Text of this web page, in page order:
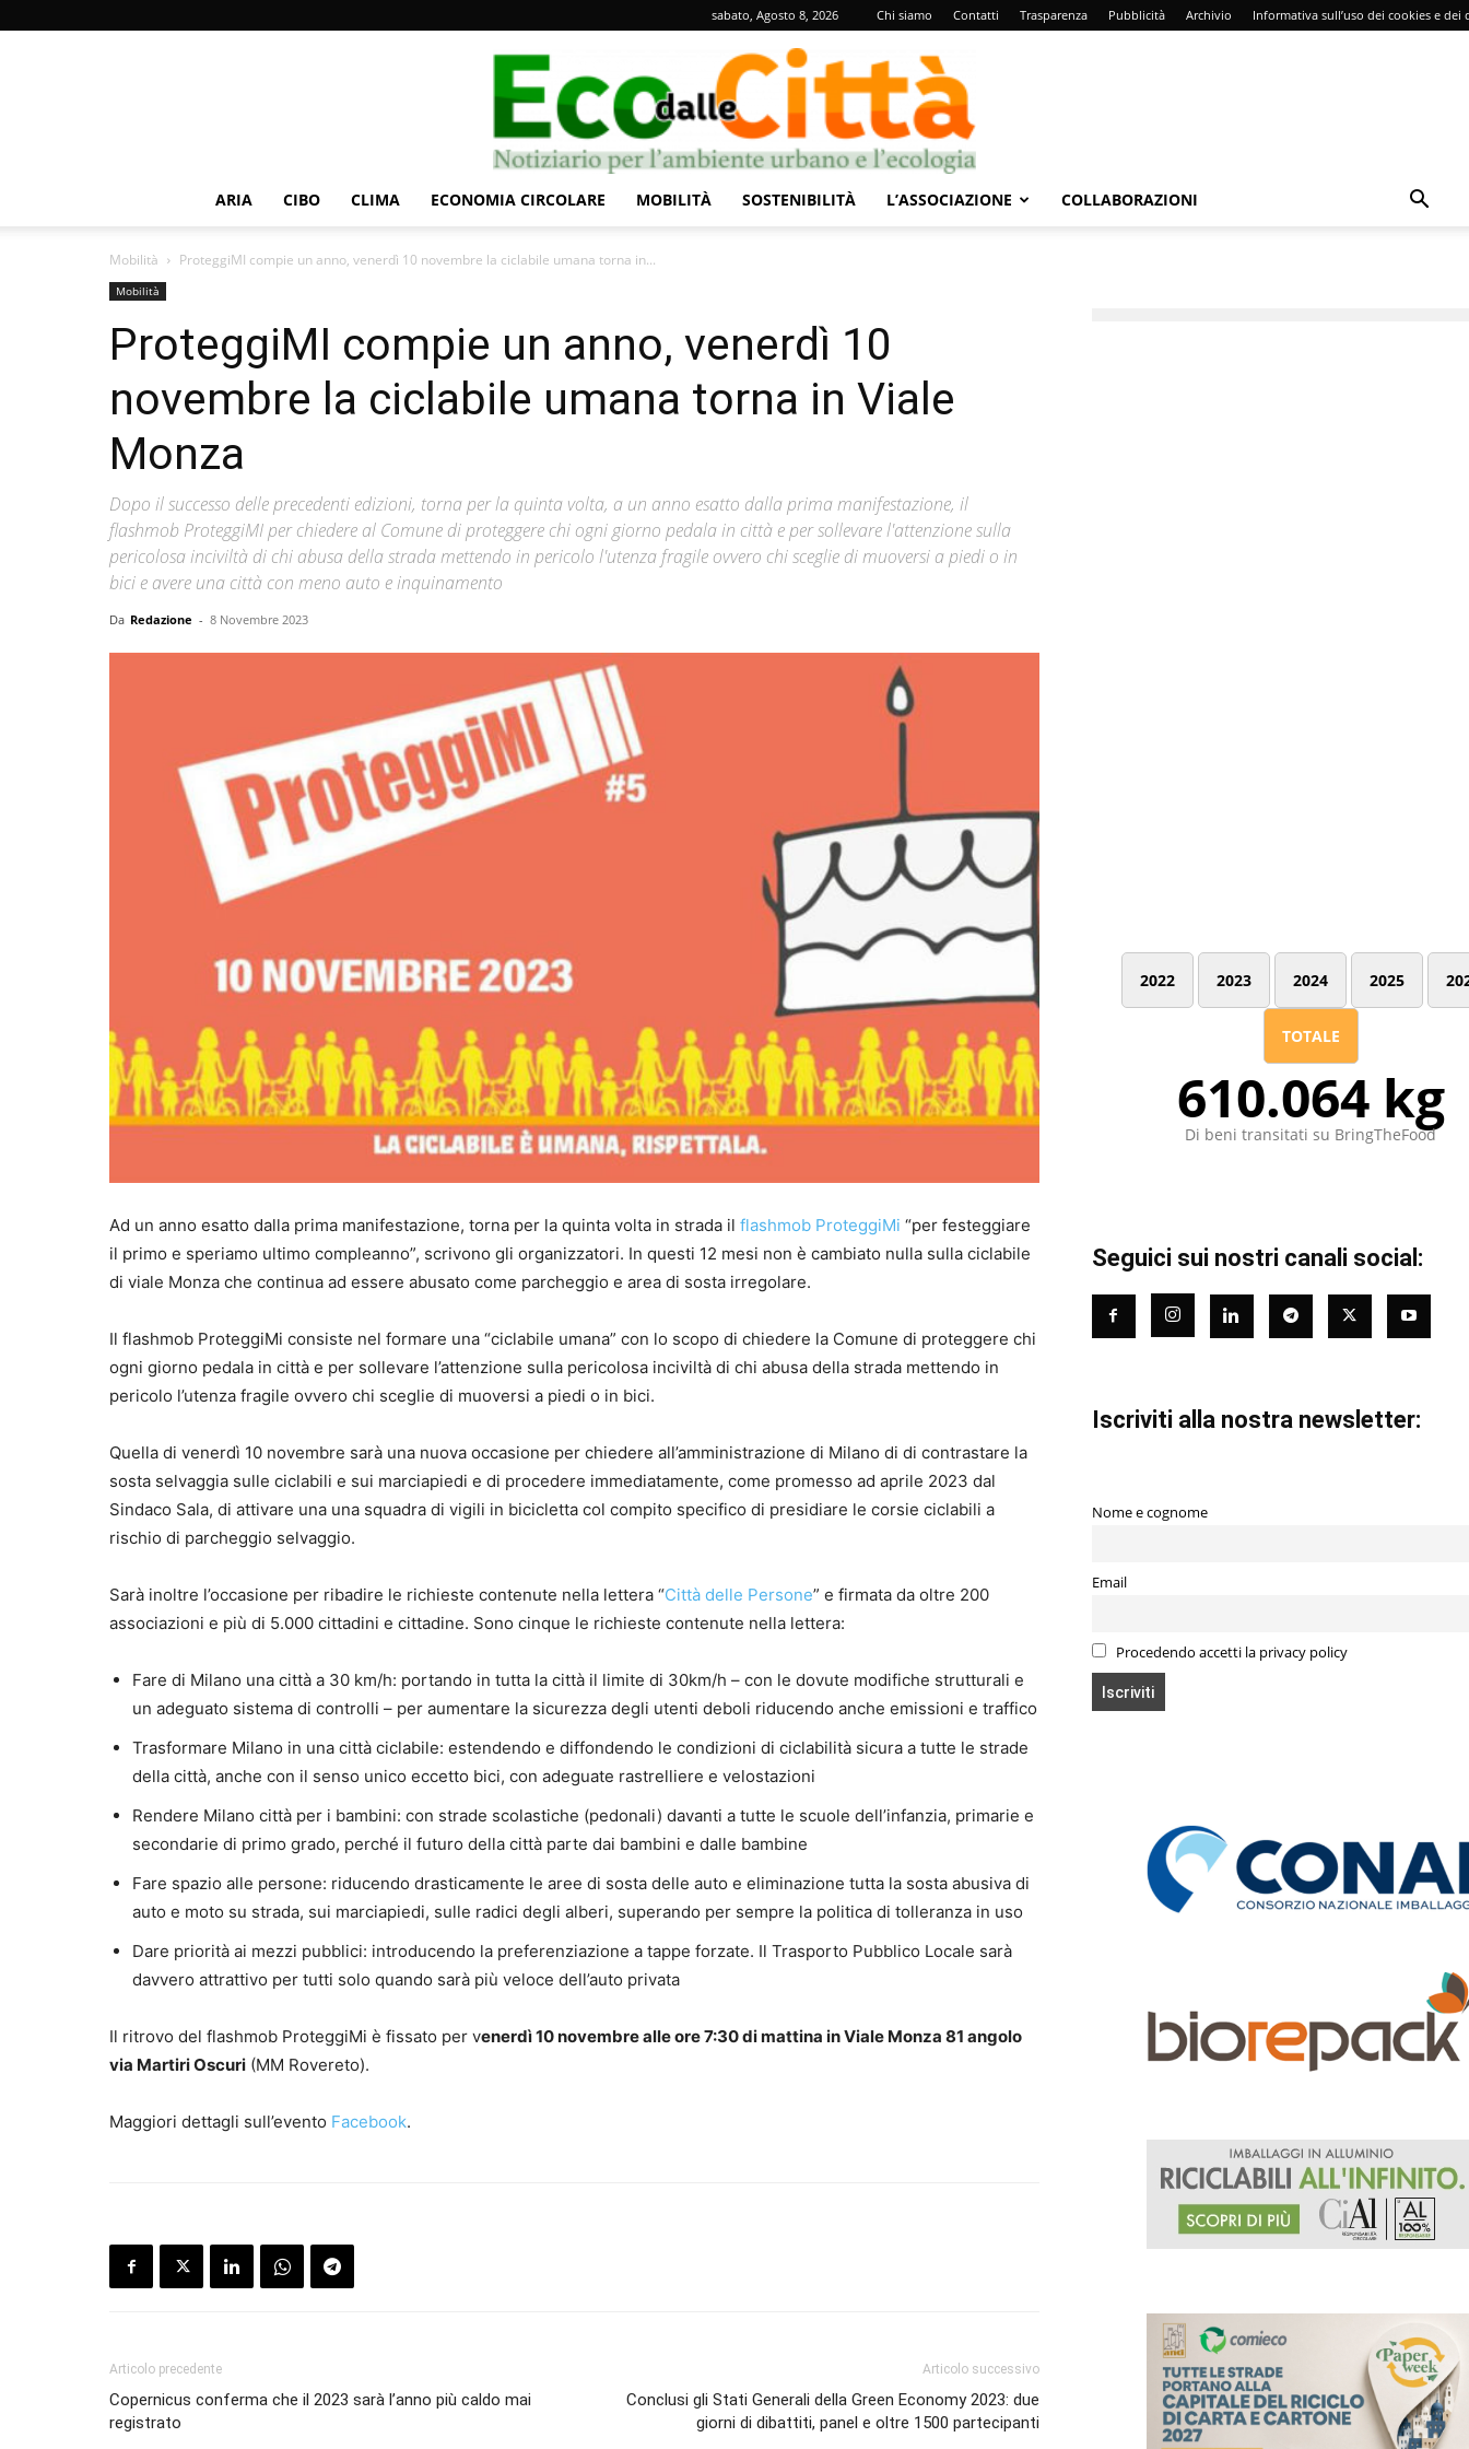
sabato, Agosto 8, 2026 Chi siamo Contatti Trasparenza Pubblicità Archivio Informativa sull’uso dei cookies e dei
Città
ARIA CIBO CLIMA ECONOMIA CIRCOLARE MOBILITÀ SOSTENIBILITÀ L’ASSOCIAZIONE COLLABORAZIONI
Mobilità ProteggiMI compie un anno, venerdì 10 novembre la ciclabile umana torna in...
Mobilità
ProteggiMI compie un anno, venerdì 10
novembre la ciclabile umana torna in Viale
Monza
Dopo il successo delle precedenti edizioni, torna per la quinta volta, a un anno esatto dalla prima manifestazione, il
flashmob ProteggiMI per chiedere al Comune di proteggere chi ogni giorno pedala in città e per sollevare l'attenzione sulla
pericolosa inciviltà di chi abusa della strada mettendo in pericolo l'utenza fragile ovvero chi sceglie di muoversi a piedi o in
bici e avere una città con meno auto e inquinamento
Da Redazione - 8 Novembre 2023
Ad un anno esatto dalla prima manifestazione, torna per la quinta volta in strada il flashmob ProteggiMi “per festeggiare
il primo e speriamo ultimo compleanno”, scrivono gli organizzatori. In questi 12 mesi non è cambiato nulla sulla ciclabile
di viale Monza che continua ad essere abusato come parcheggio e area di sosta irregolare.
Il flashmob ProteggiMi consiste nel formare una “ciclabile umana” con lo scopo di chiedere la Comune di proteggere chi
ogni giorno pedala in città e per sollevare l’attenzione sulla pericolosa inciviltà di chi abusa della strada mettendo in
pericolo l’utenza fragile ovvero chi sceglie di muoversi a piedi o in bici.
Quella di venerdì 10 novembre sarà una nuova occasione per chiedere all’amministrazione di Milano di di contrastare la
sosta selvaggia sulle ciclabili e sui marciapiedi e di procedere immediatamente, come promesso ad aprile 2023 dal
Sindaco Sala, di attivare una una squadra di vigili in bicicletta col compito specifico di presidiare le corsie ciclabili a
rischio di parcheggio selvaggio.
Sarà inoltre l’occasione per ribadire le richieste contenute nella lettera “Città delle Persone” e firmata da oltre 200
associazioni e più di 5.000 cittadini e cittadine. Sono cinque le richieste contenute nella lettera:
Fare di Milano una città a 30 km/h: portando in tutta la città il limite di 30km/h – con le dovute modifiche strutturali e
un adeguato sistema di controlli – per aumentare la sicurezza degli utenti deboli riducendo anche emissioni e traffico
Trasformare Milano in una città ciclabile: estendendo e diffondendo le condizioni di ciclabilità sicura a tutte le strade
della città, anche con il senso unico eccetto bici, con adeguate rastrelliere e velostazioni
Rendere Milano città per i bambini: con strade scolastiche (pedonali) davanti a tutte le scuole dell’infanzia, primarie e
secondarie di primo grado, perché il futuro della città parte dai bambini e dalle bambine
Fare spazio alle persone: riducendo drasticamente le aree di sosta delle auto e eliminazione tutta la sosta abusiva di
auto e moto su strada, sui marciapiedi, sulle radici degli alberi, superando per sempre la politica di tolleranza in uso
Dare priorità ai mezzi pubblici: introducendo la preferenziazione a tappe forzate. Il Trasporto Pubblico Locale sarà
davvero attrattivo per tutti solo quando sarà più veloce dell’auto privata
Il ritrovo del flashmob ProteggiMi è fissato per venerdì 10 novembre alle ore 7:30 di mattina in Viale Monza 81 angolo
via Martiri Oscuri (MM Rovereto).
Maggiori dettagli sull’evento Facebook.
Articolo precedente
Copernicus conferma che il 2023 sarà l’anno più caldo mai
registrato
Articolo successivo
Conclusi gli Stati Generali della Green Economy 2023: due
giorni di dibattiti, panel e oltre 1500 partecipanti
2022 2023 2024 2025
TOTALE
610.064 kg
Di beni transitati su BringTheFood
Seguici sui nostri canali social:
Iscriviti alla nostra newsletter:
Nome e cognome
Email
Procedendo accetti la privacy policy